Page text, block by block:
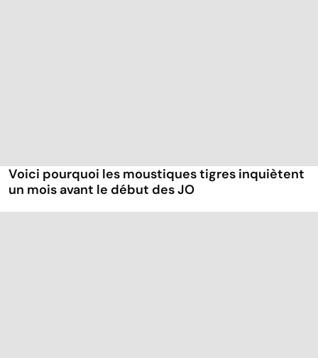
Voici pourquoi les moustiques tigres inquiètent
un mois avant le début des JO